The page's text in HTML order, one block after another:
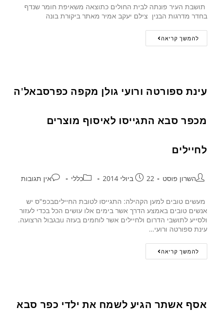
תושבת העיר פונתה לבית החולים כתוצאה משאיפת חומר שנדף
בחדר מדרגות הבנין צילם יעקב אמיר מאתר ביקורת בונה
להמשך קריאה
עינת ספורטה ורועי גולן מקפה כפרסבאל'ה
מכפר סבא התגייסו לאיסוף מוצרים
לחיילים
השרון פוסט 22 ביולי 2014 כללי אין תגובות
מעשים טובים למען הקהילה: התגייסו לטובת החייליםבכפ"ס יש
אנשים טובים באמצע הדרך אשר בימים אלו עושים הכל בכדי לעזור
ולסייע לתושבי הדרום ולחיילים אשר לוחמים בעזה uבגבול הרצועה.
עינת ספורטה ורועי…
להמשך קריאה
אסף אשתר הגיע לשמח את ילדי כפר סבא